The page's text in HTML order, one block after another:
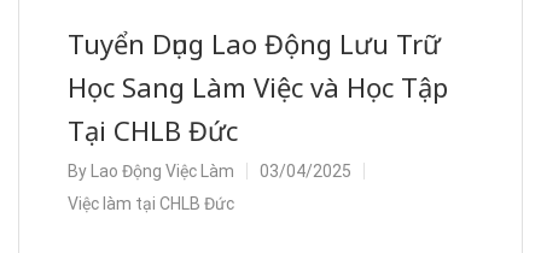
Tuyển Dụng Lao Động Lưu Trữ
Học Sang Làm Việc và Học Tập
Tại CHLB Đức
By Lao Động Việc Làm
03/04/2025
Việc làm tại CHLB Đức